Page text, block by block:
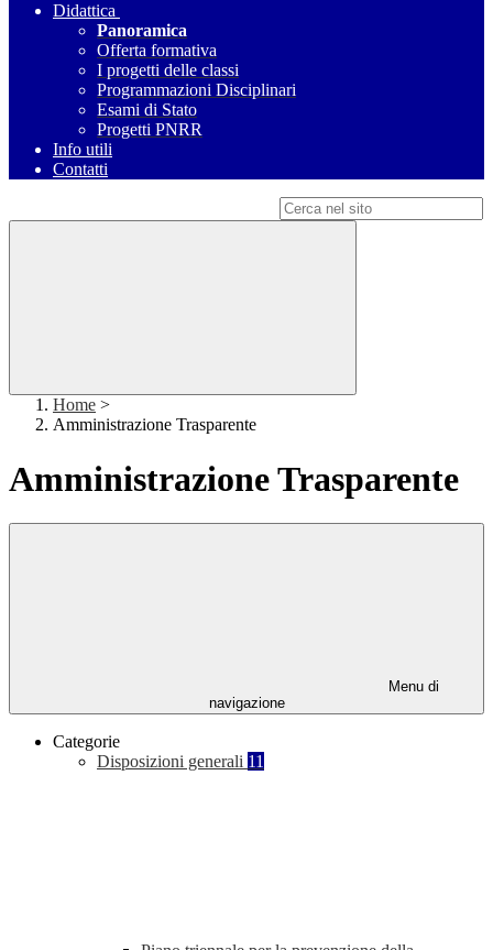
Didattica
Panoramica
Offerta formativa
I progetti delle classi
Programmazioni Disciplinari
Esami di Stato
Progetti PNRR
Info utili
Contatti
Home >
Amministrazione Trasparente
Amministrazione Trasparente
Menu di
navigazione
Categorie
Disposizioni generali 11